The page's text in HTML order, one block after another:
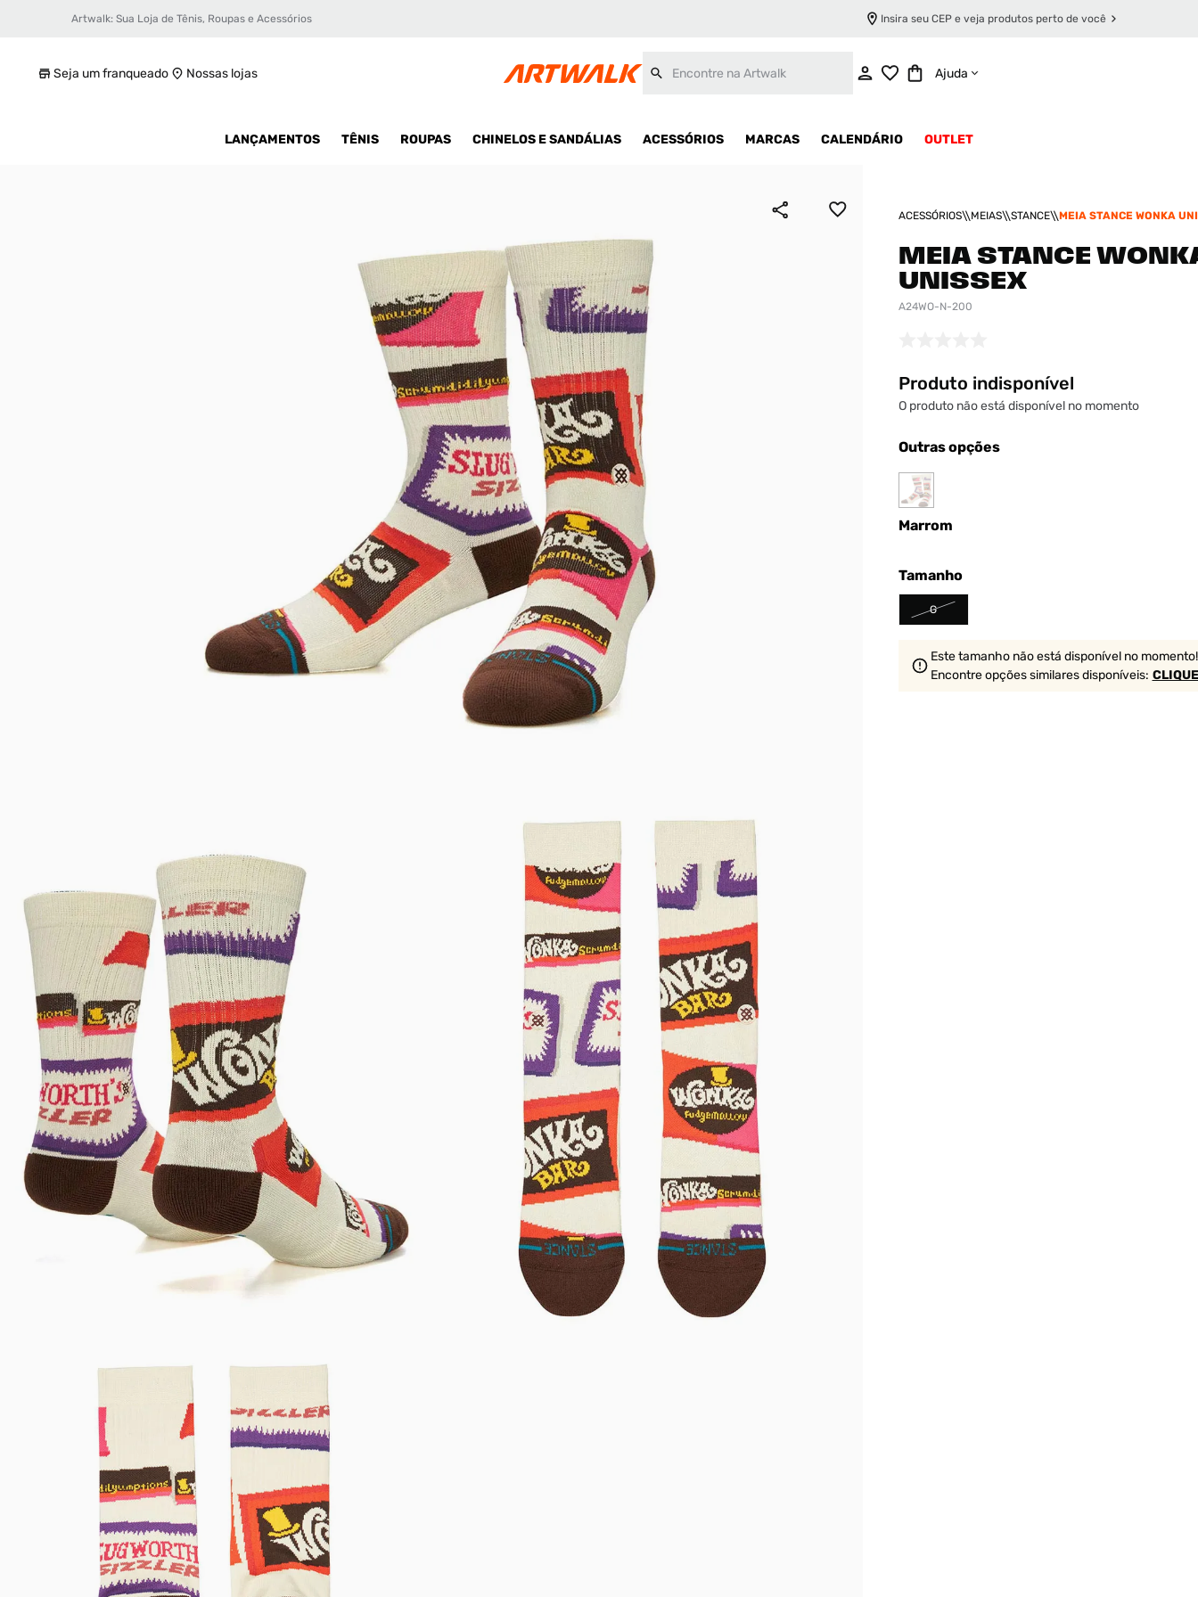
Artwalk: Sua Loja de Tênis, Roupas e Acessórios Insira seu CEP e veja produtos perto de você
Seja um franqueado Nossas lojas Ajuda
LANÇAMENTOS TÊNIS ROUPAS CHINELOS E SANDÁLIAS ACESSÓRIOS MARCAS CALENDÁRIO OUTLET
ACESSÓRIOS MEIAS STANCE MEIA STANCE WONKA
MEIA STANCE
UNISSEX
A24WO-N-200
Produto indisponível
O produto não está disponível no momento
Outras opções
Marrom
Tamanho
G
Este tamanho não está disponível no momento!
Encontre opções similaresdisponíveis:
Meia Stance Wonka Unissex